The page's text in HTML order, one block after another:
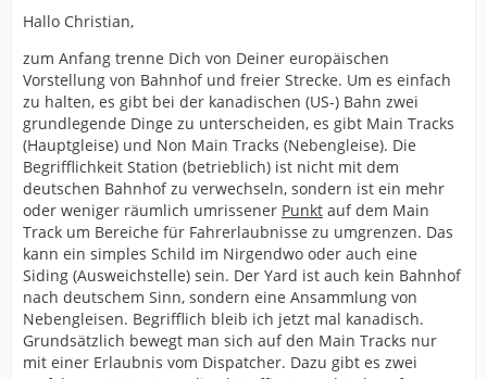
Hallo Christian,
zum Anfang trenne Dich von Deiner europäischen
Vorstellung von Bahnhof und freier Strecke. Um es einfach
zu halten, es gibt bei der kanadischen (US-) Bahn zwei
grundlegende Dinge zu unterscheiden, es gibt Main Tracks
(Hauptgleise) und Non Main Tracks (Nebengleise). Die
Begrifflichkeit Station (betrieblich) ist nicht mit dem
deutschen Bahnhof zu verwechseln, sondern ist ein mehr
oder weniger räumlich umrissener Punkt auf dem Main
Track um Bereiche für Fahrerlaubnisse zu umgrenzen. Das
kann ein simples Schild im Nirgendwo oder auch eine
Siding (Ausweichstelle) sein. Der Yard ist auch kein Bahnhof
nach deutschem Sinn, sondern eine Ansammlung von
Nebengleisen. Begrifflich bleib ich jetzt mal kanadisch.
Grundsätzlich bewegt man sich auf den Main Tracks nur
mit einer Erlaubnis vom Dispatcher. Dazu gibt es zwei